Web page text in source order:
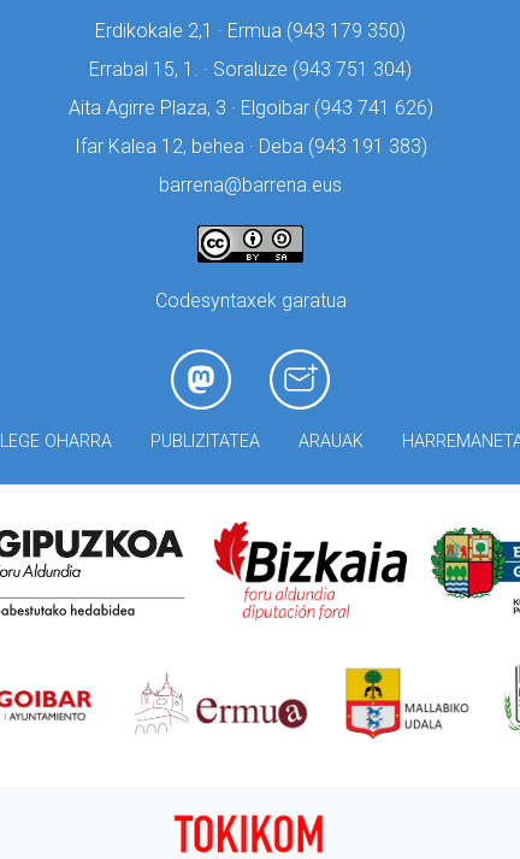
Erdikokale 2,1 · Ermua (943 179 350)
Errabal 15, 1. · Soraluze (943 751 304)
Aita Agirre Plaza, 3 · Elgoibar (943 741 626)
Ifar Kalea 12, behea · Deba (943 191 383)
barrena@barrena.eus
Codesyntaxek garatua
LEGE OHARRA PUBLIZITATEA ARAUAK